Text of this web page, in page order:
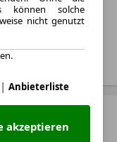
€ bis 926 € pro
können solche
nicht genutzt
| Anbieterliste
akzeptieren